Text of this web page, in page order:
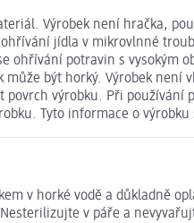
Výrobek není hračka,
jídla v mikrovlnné
potravin s vysokým
být horký. Výrobek není
výrobku. Při
Tyto informace o výrobku
v horké vodě a důkladně
v páře a